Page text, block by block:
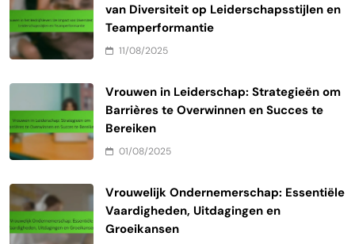
van Diversiteit op Leiderschapsstijlen en
Teamperformantie
11/08/2025
Vrouwen in Leiderschap: Strategieën om
Barrières te Overwinnen en Succes te
Bereiken
01/08/2025
Vrouwelijk Ondernemerschap: Essentiële
Vaardigheden, Uitdagingen en
Groeikansen